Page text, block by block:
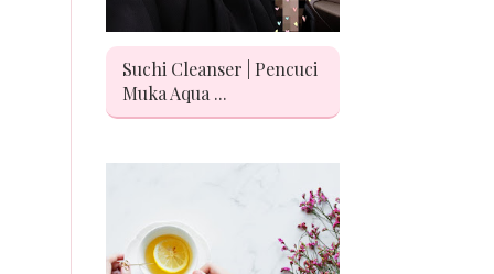
Suchi Cleanser | Pencuci
Muka Aqua ...